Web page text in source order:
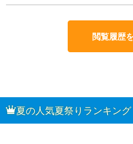
閲覧履歴
夏の人気夏祭りランキン